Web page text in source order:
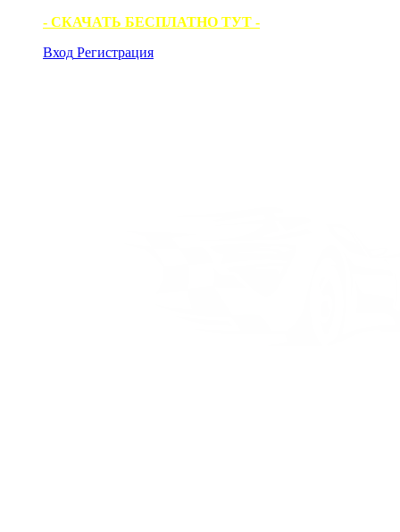
- СКАЧАТЬ БЕСПЛАТНО ТУТ -
Вход Регистрация